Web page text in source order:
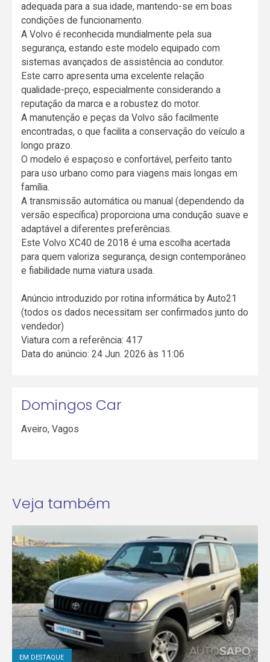
adequada para a sua idade, mantendo-se em boas
condições de funcionamento.
A Volvo é reconhecida mundialmente pela sua
segurança, estando este modelo equipado com
sistemas avançados de assistência ao condutor.
Este carro apresenta uma excelente relação
qualidade-preço, especialmente considerando a
reputação da marca e a robustez do motor.
A manutenção e peças da Volvo são facilmente
encontradas, o que facilita a conservação do veículo a
longo prazo.
O modelo é espaçoso e confortável, perfeito tanto
para uso urbano como para viagens mais longas em
família.
A transmissão automática ou manual (dependendo da
versão específica) proporciona uma condução suave e
adaptável a diferentes preferências.
Este Volvo XC40 de 2018 é uma escolha acertada
para quem valoriza segurança, design contemporâneo
e fiabilidade numa viatura usada.
Anúncio introduzido por rotina informática by Auto21
(todos os dados necessitam ser confirmados junto do
vendedor)
Viatura com a referência: 417
Data do anúncio: 24 Jun. 2026 às 11:06
Domingos Car
Aveiro,Vagos
Veja também
EM DESTAQUE